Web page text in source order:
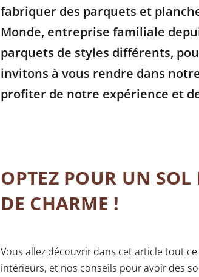
fabriquer des parquets et
Monde, entreprise familiale
parquets de styles différents,
invitons à vous rendre dans
profiter de notre expérience et
OPTEZ POUR UN SOL
DE CHARME !
Vous allez découvrir dans cet article tout
intérieurs, et nos conseils pour avoir des